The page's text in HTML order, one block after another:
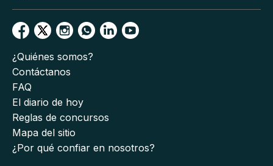
¿Quiénes somos?
Contáctanos
FAQ
El diario de hoy
Reglas de concursos
Mapa del sitio
¿Por qué confiar en nosotros?